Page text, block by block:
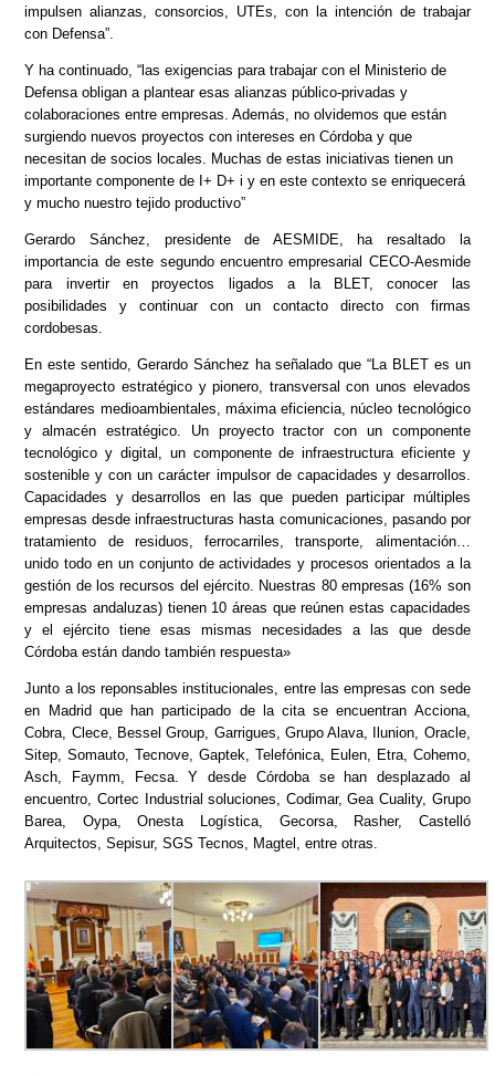
impulsen alianzas, consorcios, UTEs, con la intención de trabajar
con Defensa”.
Y ha continuado, “las exigencias para trabajar con el Ministerio de
Defensa obligan a plantear esas alianzas público-privadas y
colaboraciones entre empresas. Además, no olvidemos que están
surgiendo nuevos proyectos con intereses en Córdoba y que
necesitan de socios locales. Muchas de estas iniciativas tienen un
importante componente de I+ D+ i y en este contexto se enriquecerá
y mucho nuestro tejido productivo”
Gerardo Sánchez, presidente de AESMIDE, ha resaltado la
importancia de este segundo encuentro empresarial CECO-Aesmide
para invertir en proyectos ligados a la BLET, conocer las
posibilidades y continuar con un contacto directo con firmas
cordobesas.
En este sentido, Gerardo Sánchez ha señalado que “La BLET es un
megaproyecto estratégico y pionero, transversal con unos elevados
estándares medioambientales, máxima eficiencia, núcleo tecnológico
y almacén estratégico. Un proyecto tractor con un componente
tecnológico y digital, un componente de infraestructura eficiente y
sostenible y con un carácter impulsor de capacidades y desarrollos.
Capacidades y desarrollos en las que pueden participar múltiples
empresas desde infraestructuras hasta comunicaciones, pasando por
tratamiento de residuos, ferrocarriles, transporte, alimentación…
unido todo en un conjunto de actividades y procesos orientados a la
gestión de los recursos del ejército. Nuestras 80 empresas (16% son
empresas andaluzas) tienen 10 áreas que reúnen estas capacidades
y el ejército tiene esas mismas necesidades a las que desde
Córdoba están dando también respuesta»
Junto a los reponsables institucionales, entre las empresas con sede
en Madrid que han participado de la cita se encuentran Acciona,
Cobra, Clece, Bessel Group, Garrigues, Grupo Alava, Ilunion, Oracle,
Sitep, Somauto, Tecnove, Gaptek, Telefónica, Eulen, Etra, Cohemo,
Asch, Faymm, Fecsa. Y desde Córdoba se han desplazado al
encuentro, Cortec Industrial soluciones, Codimar, Gea Cuality, Grupo
Barea, Oypa, Onesta Logística, Gecorsa, Rasher, Castelló
Arquitectos, Sepisur, SGS Tecnos, Magtel, entre otras.